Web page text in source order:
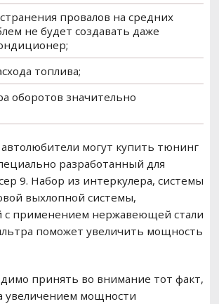
провалов на средних
не будет создавать даже
топлива;
оборотов значительно
могут купить тюнинг
разработанный для
9. Набор из интеркулера, системы
выхлопной системы,
с применением нержавеющей стали
поможет увеличить мощность
принять во внимание тот факт,
увеличением мощности